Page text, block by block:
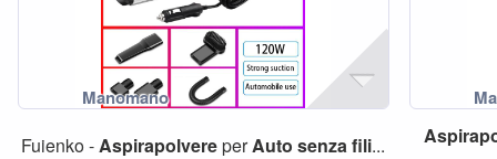
Fuienko -AspirapolvereperAuto senzafili...